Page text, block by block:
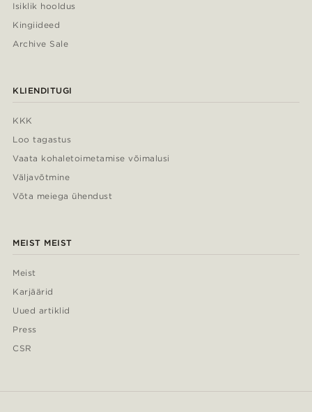
Isiklik hooldus
Kingiideed
Archive Sale
KLIENDITUGI
KKK
Loo tagastus
Vaata kohaletoimetamise võimalusi
Väljavõtmine
Võta meiega ühendust
MEIST MEIST
Meist
Karjäärid
Uued artiklid
Press
CSR